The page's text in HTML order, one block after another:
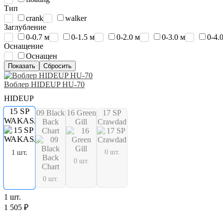
Тип
crank
walker
Заглубление
0-0.7 м
0-1.5 м 0-2.0 м 0-3.0 м 0-
Оснащение
Оснащен
Воблер HIDEUP HU-70
HIDEUP
15 SP
WAKASAGI
1 шт.
09 Black
Back
Chart
0 шт.
16 Green
Gill
0 шт.
17 SP
Crawdad
0 шт.
1 шт.
1 505 ₽